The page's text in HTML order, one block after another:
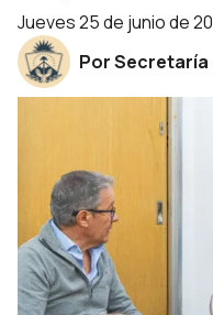
jueves 25 de junio de
Por Secretaría